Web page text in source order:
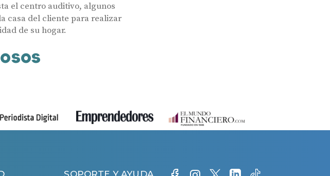
el centro auditivo, algunos
casa del cliente para realizar
de su hogar.